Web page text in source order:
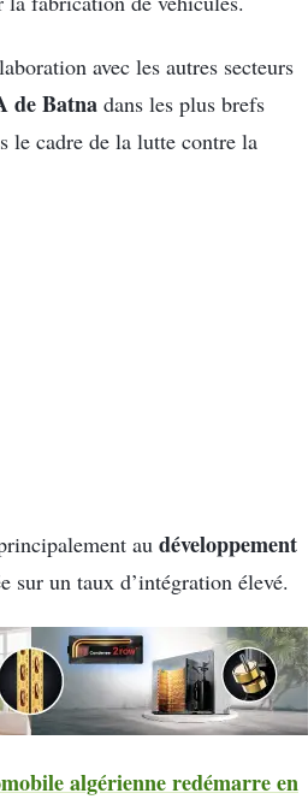
avec les autres secteurs
de Batna dans les plus brefs
le cadre de la lutte contre la
au développement
sur un taux d’intégration élevé.
algérienne redémarre en